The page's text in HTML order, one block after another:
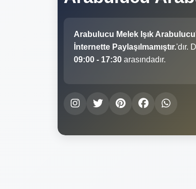
Arabulucu Melek Işık
İnternette Paylaşılmamıştır.'dır.
09:00 - 17:30 arasındadır.